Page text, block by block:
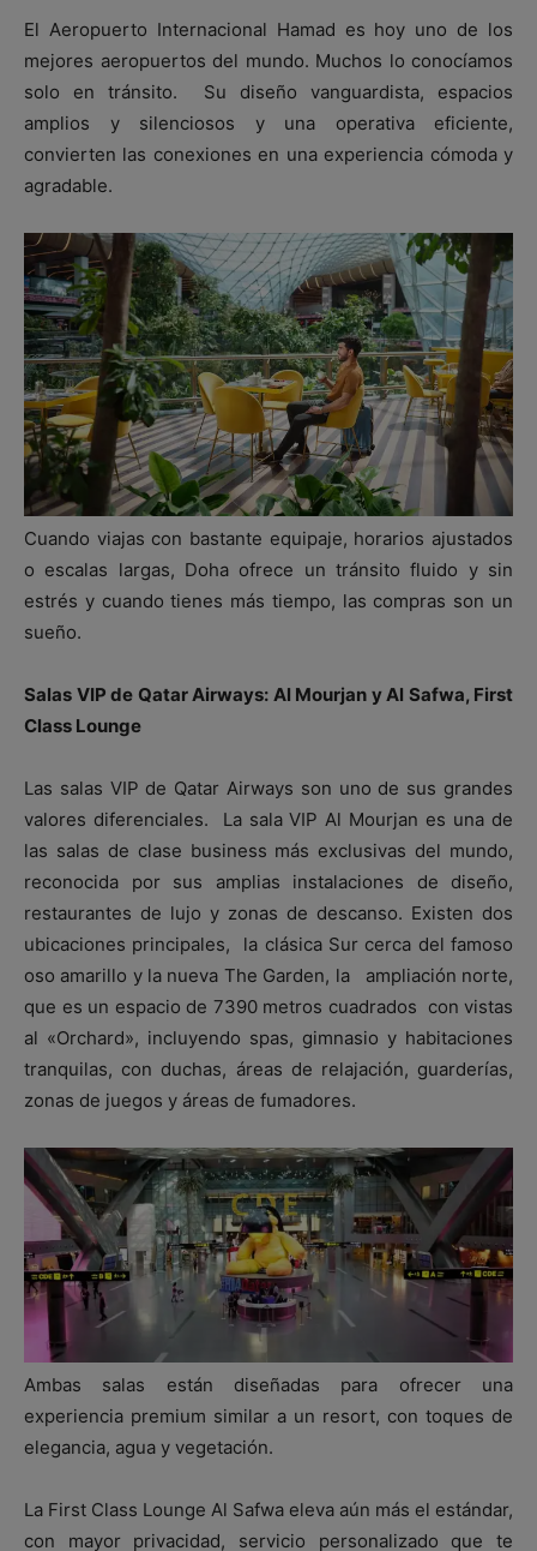
El Aeropuerto Internacional Hamad es hoy uno de los
mejores aeropuertos del mundo. Muchos lo conocíamos
solo en tránsito. Su diseño vanguardista, espacios
amplios y silenciosos y una operativa eficiente,
convierten las conexiones en una experiencia cómoda y
agradable.
Cuando viajas con bastante equipaje, horarios ajustados
o escalas largas, Doha ofrece un tránsito fluido y sin
estrés y cuando tienes más tiempo, las compras son un
sueño.
Salas VIP de Qatar Airways: Al Mourjan y Al Safwa, First
Class Lounge
Las salas VIP de Qatar Airways son uno de sus grandes
valores diferenciales. La sala VIP Al Mourjan es una de
las salas de clase business más exclusivas del mundo,
reconocida por sus amplias instalaciones de diseño,
restaurantes de lujo y zonas de descanso. Existen dos
ubicaciones principales, la clásica Sur cerca del famoso
oso amarillo y la nueva The Garden, la ampliación norte,
que es un espacio de 7390 metros cuadrados con vistas
al «Orchard», incluyendo spas, gimnasio y habitaciones
tranquilas, con duchas, áreas de relajación, guarderías,
zonas de juegos y áreas de fumadores.
Ambas salas están diseñadas para ofrecer una
experiencia premium similar a un resort, con toques de
elegancia, agua y vegetación.
La First Class Lounge Al Safwa eleva aún más el estándar,
con mayor privacidad, servicio personalizado que te